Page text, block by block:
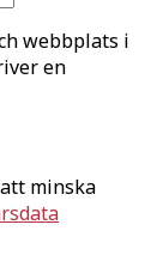
webbplats i
en
minska